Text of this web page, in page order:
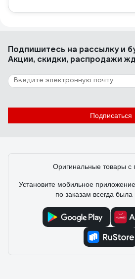
Подпишитесь на рассылкуи
Акции, скидки, распродажи
Подписаться
Оригинальные товары с
Установите мобильное
по заказам всегда была